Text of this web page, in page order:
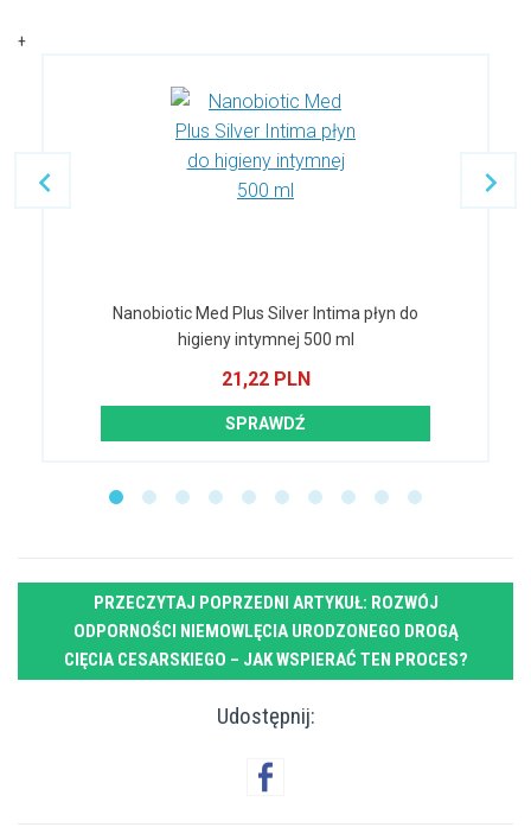
+
Nanobiotic Med Plus Silver Intima płyn do
higieny intymnej 500 ml
21,22 PLN
SPRAWDŹ
Udostępnij:
PRZECZYTAJ POPRZEDNI ARTYKUŁ: ROZWÓJ
ODPORNOŚCI NIEMOWLĘCIA URODZONEGO DROGĄ
CIĘCIA CESARSKIEGO – JAK WSPIERAĆ TEN PROCES?